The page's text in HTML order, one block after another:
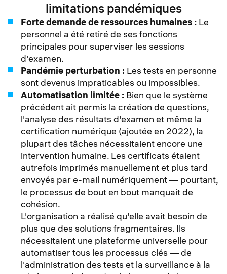
limitations pandémiques
Forte demande de ressources humaines : Le
personnel a été retiré de ses fonctions
principales pour superviser les sessions
d'examen.
Pandémie perturbation : Les tests en personne
sont devenus impraticables ou impossibles.
Automatisation limitée : Bien que le système
précédent ait permis la création de questions,
l'analyse des résultats d'examen et même la
certification numérique (ajoutée en 2022), la
plupart des tâches nécessitaient encore une
intervention humaine. Les certificats étaient
autrefois imprimés manuellement et plus tard
envoyés par e-mail numériquement — pourtant,
le processus de bout en bout manquait de
cohésion.
L'organisation a réalisé qu'elle avait besoin de
plus que des solutions fragmentaires. Ils
nécessitaient une plateforme universelle pour
automatiser tous les processus clés — de
l'administration des tests et la surveillance à la